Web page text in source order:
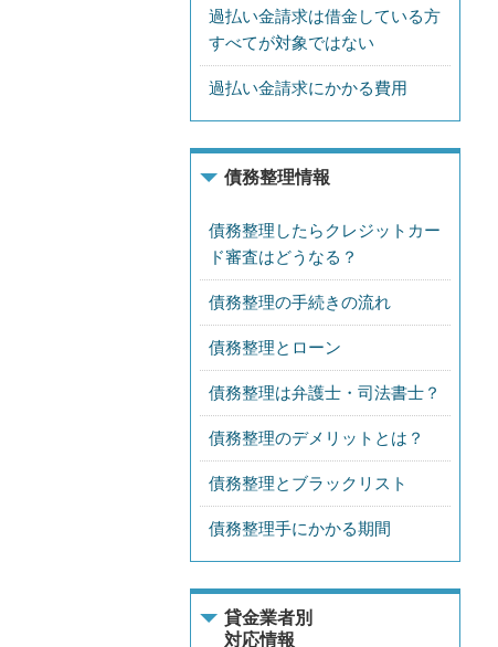
過払い金請求は借金している方
すべてが対象ではない
過払い金請求にかかる費用
債務整理情報
債務整理したらクレジットカー
ド審査はどうなる？
債務整理の手続きの流れ
債務整理とローン
債務整理は弁護士・司法書士？
債務整理のデメリットとは？
債務整理とブラックリスト
債務整理手にかかる期間
貸金業者別
対応情報